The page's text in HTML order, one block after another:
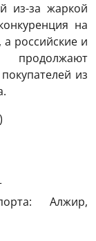
из-за жаркой
на
российские и
продолжают
из
Алжир,